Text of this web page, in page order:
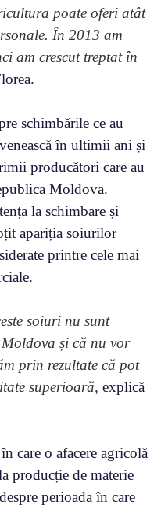
poate oferi atât
În 2013 am
am crescut treptat în
schimbările ce au
în ultimii ani și
producători care au
Moldova.
la schimbare și
apariția soiurilor
printre cele mai
soiuri nu sunt
și că nu vor
prin rezultate că pot
superioară, explică
care o afacere agricolă
producție de materie
perioada în care